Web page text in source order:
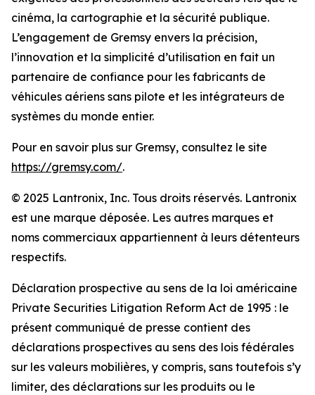
cinéma, la cartographie et la sécurité publique.
L’engagement de Gremsy envers la précision,
l’innovation et la simplicité d’utilisation en fait un
partenaire de confiance pour les fabricants de
véhicules aériens sans pilote et les intégrateurs de
systèmes du monde entier.
Pour en savoir plus sur Gremsy, consultez le site
https://gremsy.com/.
© 2025 Lantronix, Inc. Tous droits réservés. Lantronix
est une marque déposée. Les autres marques et
noms commerciaux appartiennent à leurs détenteurs
respectifs.
Déclaration prospective au sens de la loi américaine
Private Securities Litigation Reform Act de 1995 : le
présent communiqué de presse contient des
déclarations prospectives au sens des lois fédérales
sur les valeurs mobilières, y compris, sans toutefois s’y
limiter, des déclarations sur les produits ou le